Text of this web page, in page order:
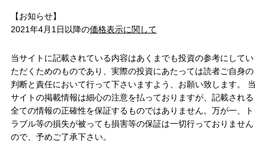
【お知らせ】
2021年4月1日以降の価格表示に関して
当サイトに記載されている内容はあくまでも投資の参考にしてい
ただくためのものであり、実際の投資にあたっては読者ご自身の
判断と責任において行って下さいますよう、お願い致します。 当
サイトの掲載情報は細心の注意を払っておりますが、記載される
全ての情報の正確性を保証するものではありません。万が一、ト
ラブル等の損失が被っても損害等の保証は一切行っておりません
ので、予めご了承下さい。